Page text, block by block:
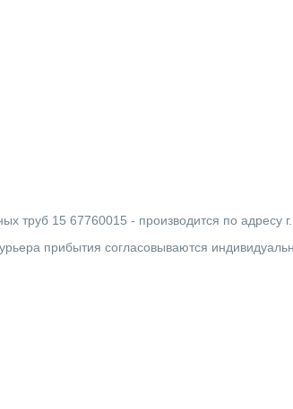
15 67760015 - производится по адресу
прибытия согласовываются